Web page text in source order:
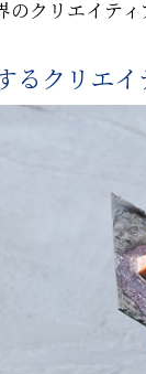
クリエイティ
るクリエイ